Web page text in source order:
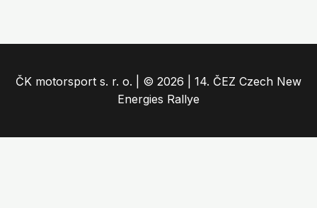
ČK motorsport s. r. o. | © 2026 | 14. ČEZ Czech New
Energies Rallye